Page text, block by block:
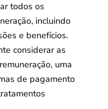
todos os
incluindo
e benefícios.
considerar as
uma
de pagamento